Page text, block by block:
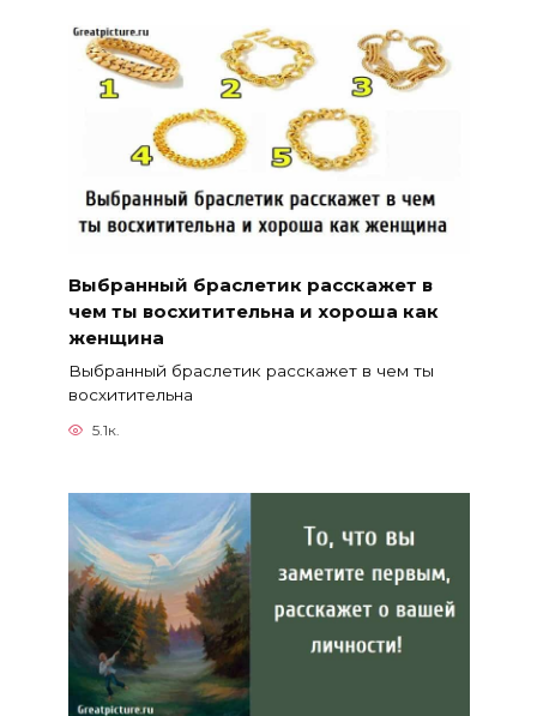
Выбранный браслетик расскажет в
чем ты восхитительна и хороша как
женщина
Выбранный браслетик расскажет в чем ты
восхитительна
5.1к.